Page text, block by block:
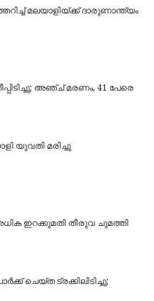
മലയാളിയ്ക്ക് ദാരുണാന്ത്യം
അഞ്ച് മരണം, 41 പേരെ
യുവതി മരിച്ചു
ഇറക്കുമതി തീരുവ ചുമത്തി
ചെയ്ത ട്രക്കിലിടിച്ചു;